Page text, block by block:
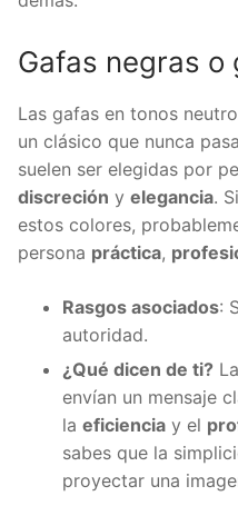
Gafas negras o
Las gafas en tonos
un clásico que nunca
suelen ser elegidas por
discreción y elegancia.
estos colores,
persona práctica,
Rasgos asociados:
autoridad.
¿Qué dicen de ti?
envían un mensaje
la eficiencia y el
sabes que la
proyectar una